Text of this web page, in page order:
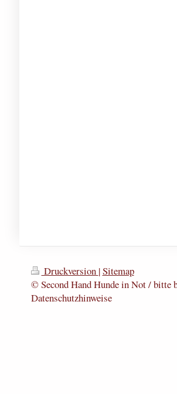
Druckversion |Sitemap
© Second Hand Hunde in Not / bitte
Datenschutzhinweise